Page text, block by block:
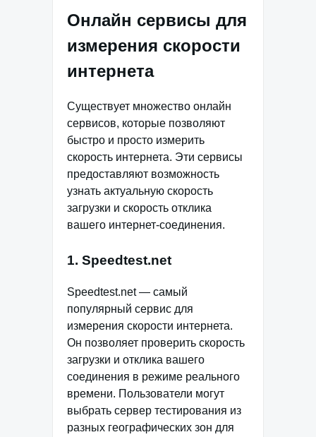
Онлайн сервисы для
измерения скорости
интернета
Существует множество онлайн
сервисов, которые позволяют
быстро и просто измерить
скорость интернета. Эти сервисы
предоставляют возможность
узнать актуальную скорость
загрузки и скорость отклика
вашего интернет-соединения.
1. Speedtest.net
Speedtest.net — самый
популярный сервис для
измерения скорости интернета.
Он позволяет проверить скорость
загрузки и отклика вашего
соединения в режиме реального
времени. Пользователи могут
выбрать сервер тестирования из
разных географических зон для